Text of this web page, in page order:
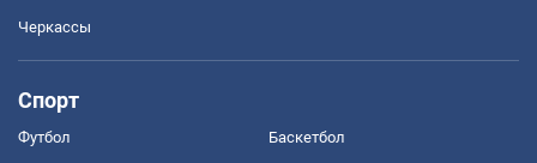
Черкассы
Спорт
Футбол Баскетбол